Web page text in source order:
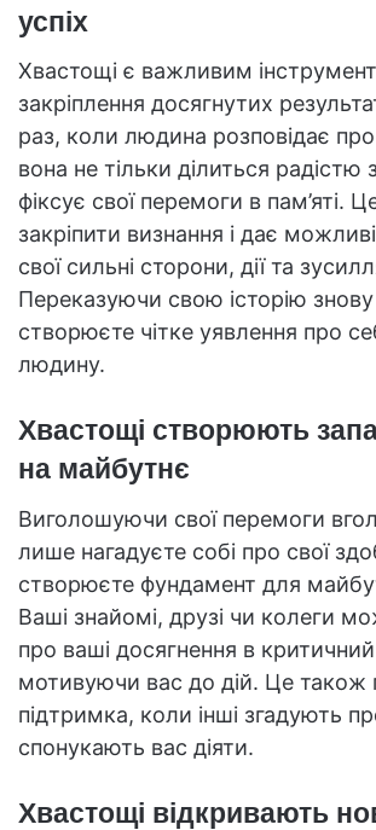
успіх
Хвастощі є важливим
закріплення досягнутих
раз, коли людина розповідає про
вона не тільки ділиться радістю
фіксує свої перемоги в пам’яті.
закріпити визнання і дає
свої сильні сторони, дії та
Переказуючи свою історію знову
створюєте чітке уявлення про
людину.
Хвастощі створюють
на майбутнє
Виголошуючи свої перемоги
лише нагадуєте собі про свої
створюєте фундамент для
Ваші знайомі, друзі чи колеги
про ваші досягнення в
мотивуючи вас до дій. Це також
підтримка, коли інші згадують
спонукають вас діяти.
Хвастощі відкривають